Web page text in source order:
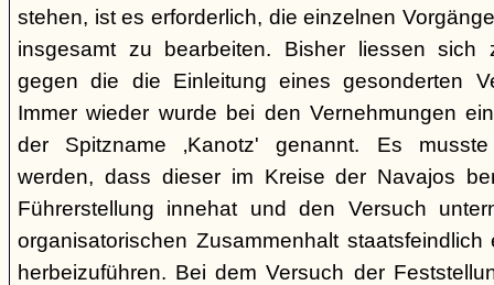
stehen, ist es erforderlich, die einzelnen
insgesamt zu bearbeiten. Bisher liessen sich
gegen die die Einleitung eines gesonderten
Immer wieder wurde bei den Vernehmungen
der Spitzname ‚Kanotz' genannt. Es
werden, dass dieser im Kreise der Navajos
Führerstellung innehat und den Versuch
organisatorischen Zusammenhalt staatsfeindlich
herbeizuführen. Bei dem Versuch der